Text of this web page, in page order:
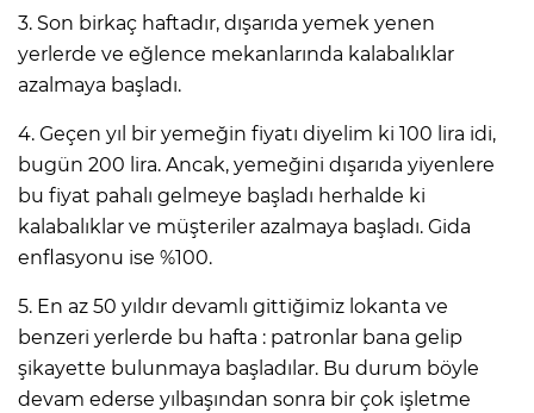
3. Son birkaç haftadır, dışarıda yemek yenen
yerlerde ve eğlence mekanlarında kalabalıklar
azalmaya başladı.
4. Geçen yıl bir yemeğin fiyatı diyelim ki 100 lira idi,
bugün 200 lira. Ancak, yemeğini dışarıda yiyenlere
bu fiyat pahalı gelmeye başladı herhalde ki
kalabalıklar ve müşteriler azalmaya başladı. Gida
enflasyonu ise %100.
5. En az 50 yıldır devamlı gittiğimiz lokanta ve
benzeri yerlerde bu hafta : patronlar bana gelip
şikayette bulunmaya başladılar. Bu durum böyle
devam ederse yılbaşından sonra bir çok işletme